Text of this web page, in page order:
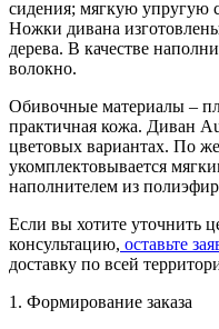
сидения; мягкую упругую
Ножки дивана
дерева. В качестве
волокно.
Обивочные материалы –
практичная кожа. Диван
цветовых вариантах. По
укомплектовывается
наполнителем из
Если вы хотите уточнить
консультацию, оставьте
доставку по всей
1. Формирование заказа